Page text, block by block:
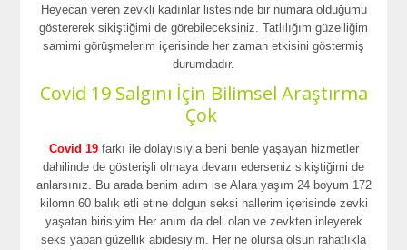
Heyecan veren zevkli kadınlar listesinde bir numara olduğumu
göstererek sikiştiğimi de görebileceksiniz. Tatlılığım güzelliğim
samimi görüşmelerim içerisinde her zaman etkisini göstermiş
durumdadır.
Covid 19 Salgını İçin Bilimsel Araştırma
Çok
Covid 19farkı ile dolayısıyla beni benle yaşayan hizmetler
dahilinde de gösterişli olmaya devam ederseniz sikiştiğimi de
anlarsınız. Bu arada benim adım ise Alara yaşım 24 boyum 172
kilomn 60 balık etli etine dolgun seksi hallerim içerisinde zevki
yaşatan birisiyim.Her anım da deli olan ve zevkten inleyerek
seks yapan güzellik abidesiyim. Her ne olursa olsun rahatlıkla